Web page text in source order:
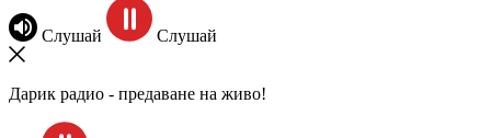
Слушай Слушай
Дарик радио - предаване на живо!